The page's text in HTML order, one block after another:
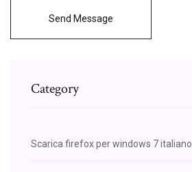
Send Message
Category
Scarica firefox per windows 7 italiano